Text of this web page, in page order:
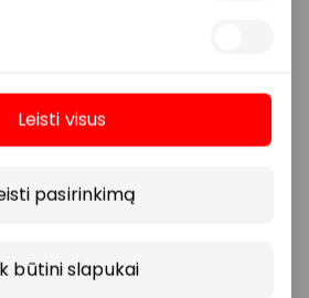
Leisti visus
pasirinkimą
būtini slapukai
Daugiau